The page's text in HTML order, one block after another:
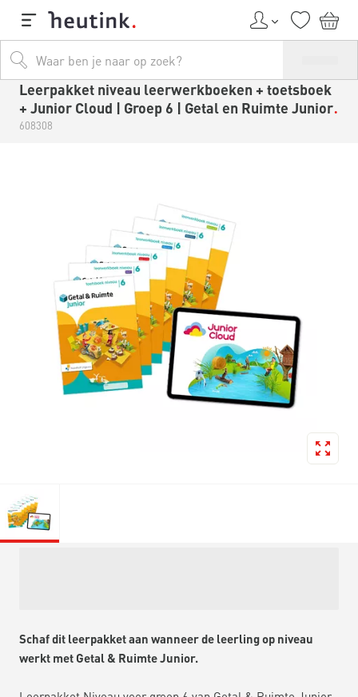
Leerpakket niveau leerwerkboeken + toetsboek
+ Junior Cloud | Groep 6 | Getal en Ruimte Junior
608308
Schaf dit leerpakket aan wanneer de leerling op niveau
werkt met Getal & Ruimte Junior.